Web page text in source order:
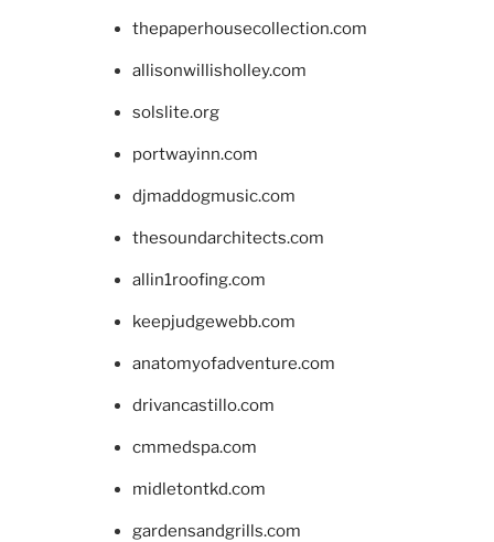
thepaperhousecollection.com
allisonwillisholley.com
solslite.org
portwayinn.com
djmaddogmusic.com
thesoundarchitects.com
allin1roofing.com
keepjudgewebb.com
anatomyofadventure.com
drivancastillo.com
cmmedspa.com
midletontkd.com
gardensandgrills.com